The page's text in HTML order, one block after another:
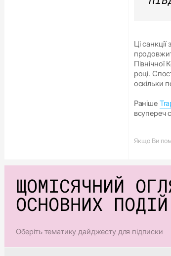
Ці
році.
оскільки
Раніше
всупереч
Якщо Ви
ЩОМІСЯЧНИЙ
ОСНОВНИХ ПОДІЙ
Оберіть тематику дайджесту для підписки